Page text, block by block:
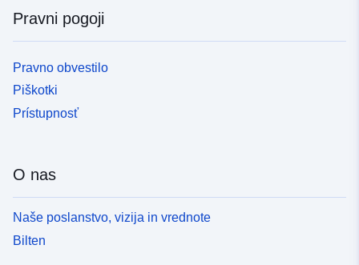
Pravni pogoji
Pravno obvestilo
Piškotki
Prístupnosť
O nas
Naše poslanstvo, vizija in vrednote
Bilten